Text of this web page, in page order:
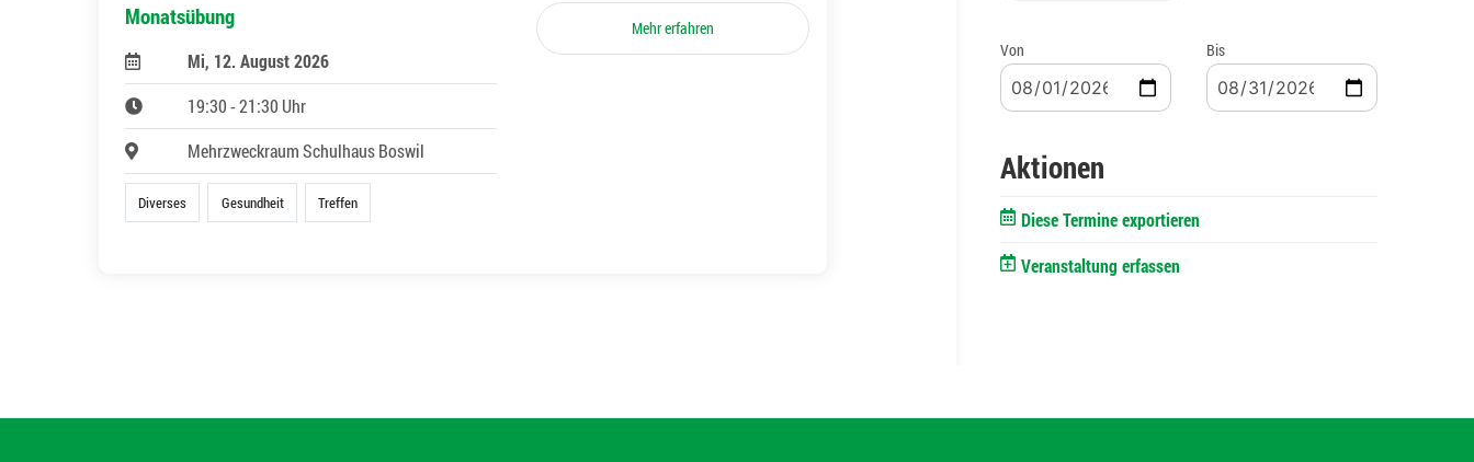
Monatsübung
Mi, 12. August 2026
19:30 - 21:30 Uhr
Mehrzweckraum Schulhaus Boswil
Diverses Gesundheit Treffen
Mehr erfahren
Von Bis
Aktionen
Diese Termine exportieren
Veranstaltung erfassen